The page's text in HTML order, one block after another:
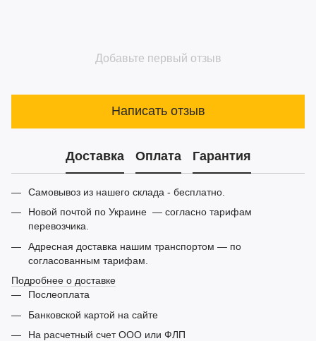
Добавьте первый отзыв
Написать отзыв
Доставка Оплата Гарантия
Самовывоз из нашего склада - бесплатно.
Новой почтой по Украине — согласно тарифам
перевозчика.
Адресная доставка нашим транспортом — по
согласованным тарифам.
Подробнее о доставке
Послеоплата
Банковской картой на сайте
На расчетный счет ООО или ФЛП